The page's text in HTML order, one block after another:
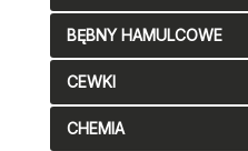
BĘBNY HAMULCOWE
CEWKI
CHEMIA